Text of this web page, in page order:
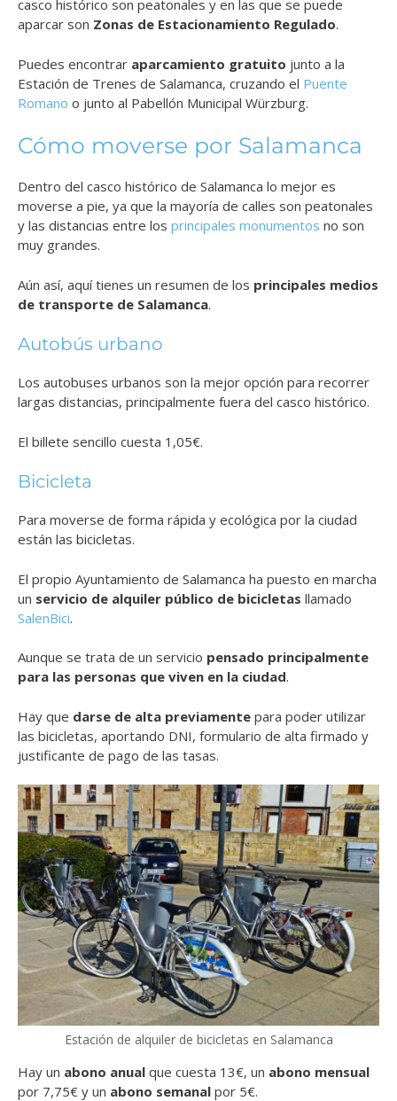
casco histórico son peatonales y en las que se puede
aparcar son Zonas de Estacionamiento Regulado.
Puedes encontrar aparcamiento gratuito junto a la
Estación de Trenes de Salamanca, cruzando el Puente
Romano o junto al Pabellón Municipal Würzburg.
Cómo moverse por Salamanca
Dentro del casco histórico de Salamanca lo mejor es
moverse a pie, ya que la mayoría de calles son peatonales
y las distancias entre los principales monumentos no son
muy grandes.
Aún así, aquí tienes un resumen de los principales medios
de transporte de Salamanca.
Autobús urbano
Los autobuses urbanos son la mejor opción para recorrer
largas distancias, principalmente fuera del casco histórico.
El billete sencillo cuesta 1,05€.
Bicicleta
Para moverse de forma rápida y ecológica por la ciudad
están las bicicletas.
El propio Ayuntamiento de Salamanca ha puesto en marcha
un servicio de alquiler público de bicicletas llamado
SalenBici.
Aunque se trata de un servicio pensado principalmente
para las personas que viven en la ciudad.
Hay que darse de alta previamente para poder utilizar
las bicicletas, aportando DNI, formulario de alta firmado y
justificante de pago de las tasas.
Estación de alquiler de bicicletas en Salamanca
Hay un abono anual que cuesta 13€, un abono mensual
por 7,75€ y un abono semanal por 5€.